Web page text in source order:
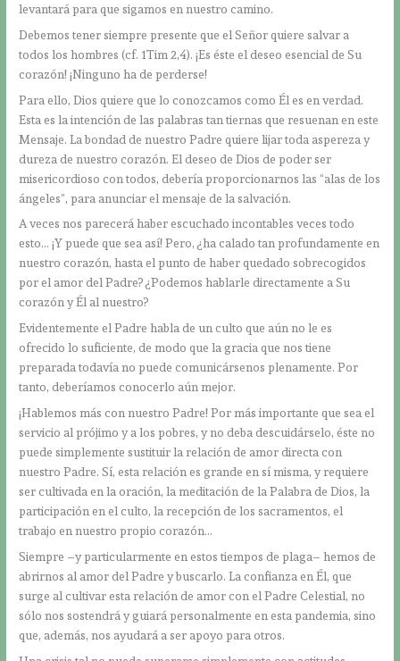
levantará para que sigamos en nuestro camino.
Debemos tener siempre presente que el Señor quiere salvar a
todos los hombres (cf. 1Tim 2,4). ¡Es éste el deseo esencial de Su
corazón! ¡Ninguno ha de perderse!
Para ello, Dios quiere que lo conozcamos como Él es en verdad.
Esta es la intención de las palabras tan tiernas que resuenan en este
Mensaje. La bondad de nuestro Padre quiere lijar toda aspereza y
dureza de nuestro corazón. El deseo de Dios de poder ser
misericordioso con todos, debería proporcionarnos las “alas de los
ángeles”, para anunciar el mensaje de la salvación.
A veces nos parecerá haber escuchado incontables veces todo
esto… ¡Y puede que sea así! Pero, ¿ha calado tan profundamente en
nuestro corazón, hasta el punto de haber quedado sobrecogidos
por el amor del Padre? ¿Podemos hablarle directamente a Su
corazón y Él al nuestro?
Evidentemente el Padre habla de un culto que aún no le es
ofrecido lo suficiente, de modo que la gracia que nos tiene
preparada todavía no puede comunicársenos plenamente. Por
tanto, deberíamos conocerlo aún mejor.
¡Hablemos más con nuestro Padre! Por más importante que sea el
servicio al prójimo y a los pobres, y no deba descuidárselo, éste no
puede simplemente sustituir la relación de amor directa con
nuestro Padre. Sí, esta relación es grande en sí misma, y requiere
ser cultivada en la oración, la meditación de la Palabra de Dios, la
participación en el culto, la recepción de los sacramentos, el
trabajo en nuestro propio corazón…
Siempre –y particularmente en estos tiempos de plaga– hemos de
abrirnos al amor del Padre y buscarlo. La confianza en Él, que
surge al cultivar esta relación de amor con el Padre Celestial, no
sólo nos sostendrá y guiará personalmente en esta pandemia, sino
que, además, nos ayudará a ser apoyo para otros.